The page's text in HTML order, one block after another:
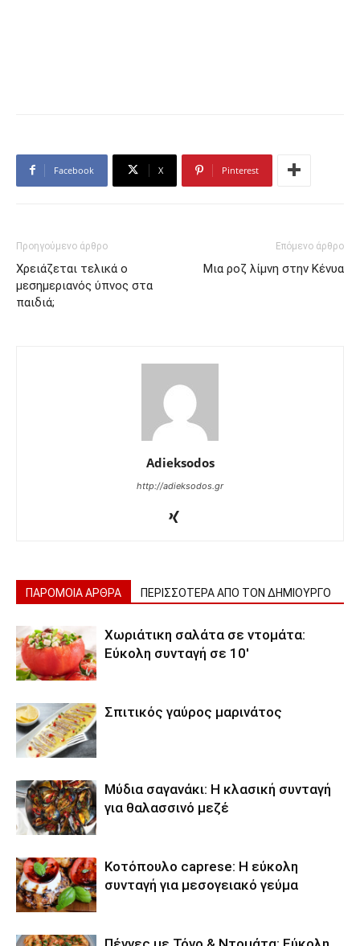
Facebook X Pinterest
Προηγούμενο άρθρο
Χρειάζεται τελικά ο
μεσημεριανός ύπνος στα
παιδιά;
Επόμενο άρθρο
Μια ροζ λίμνη στην Κένυα
Adieksodos
http://adieksodos.gr
ΠΑΡΟΜΟΙΑ ΑΡΘΡΑ ΠΕΡΙΣΣΟΤΕΡΑ ΑΠΟ ΤΟΝ ΔΗΜΙΟΥΡΓΟ
Χωριάτικη σαλάτα σε ντομάτα:
Εύκολη συνταγή σε 10′
Σπιτικός γαύρος μαρινάτος
Μύδια σαγανάκι: Η κλασική συνταγή
για θαλασσινό μεζέ
Κοτόπουλο caprese: Η εύκολη
συνταγή για μεσογειακό γεύμα